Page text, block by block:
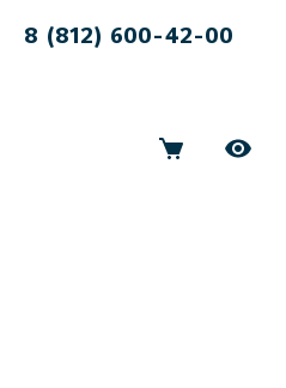
8 (812) 600-42-00